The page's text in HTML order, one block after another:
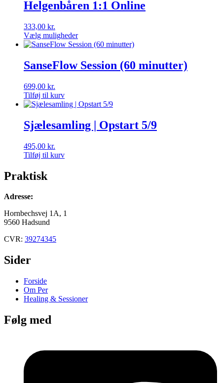
har
flere
Mulighederne
kan
vælges
varesiden
Helgenbåren 1:1 Online
333,00 kr.
Vælg muligheder
Dette
har
flere
Mulighederne
kan
vælges
varesiden
SanseFlow Session (60 minutter)
699,00 kr.
Tilføj til kurv
Sjælesamling | Opstart 5/9
495,00 kr.
Tilføj til kurv
Praktisk
Adresse:
Hornbechsvej 1A, 1
9560 Hadsund
CVR: 39274345
Sider
Forside
Om Per
Healing & Sessioner
Følg med